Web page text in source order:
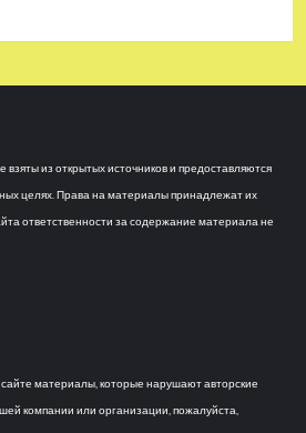
из открытых источников и предоставляются
целях. Права на материалы принадлежат их
ответственности за содержание материала не
материалы, которые нарушают авторские
компании или организации, пожалуйста,